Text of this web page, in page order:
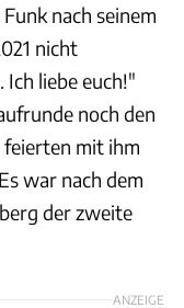
nach seinem
nicht
liebe euch!"
noch den
feierten mit ihm
war nach dem
der zweite
ANZEIGE